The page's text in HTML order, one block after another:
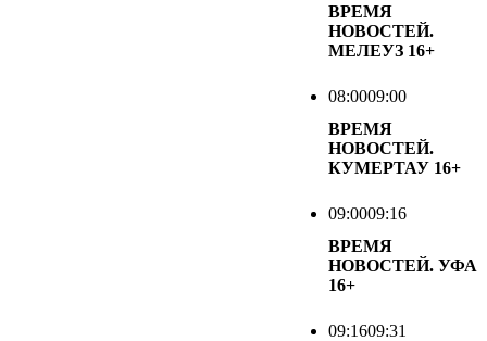
ВРЕМЯ
НОВОСТЕЙ.
МЕЛЕУЗ 16+
08:0009:00
ВРЕМЯ
НОВОСТЕЙ.
КУМЕРТАУ 16+
09:0009:16
ВРЕМЯ
НОВОСТЕЙ. УФА
16+
09:1609:31